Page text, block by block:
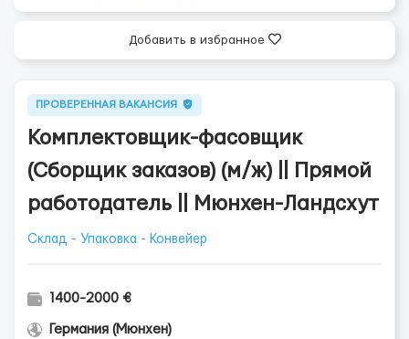
Добавить в избранное
ПРОВЕРЕННАЯ ВАКАНСИЯ
Комплектовщик-фасовщик
(Сборщик заказов) (м/ж) || Прямой
работодатель || Мюнхен-Ландсхут
Склад - Упаковка - Конвейер
1400-2000 €
Германия (Мюнхен)